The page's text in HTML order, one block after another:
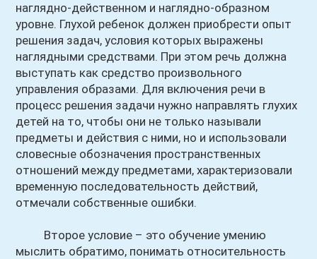
наглядно-действенном и наглядно-образном
уровне. Глухой ребенок должен приобрести опыт
решения задач, условия которых выражены
наглядными средствами. При этом речь должна
выступать как средство произвольного
управления образами. Для включения речи в
процесс решения задачи нужно направлять глухих
детей на то, чтобы они не только называли
предметы и действия с ними, но и использовали
словесные обозначения пространственных
отношений между предметами, характеризовали
временную последовательность действий,
отмечали собственные ошибки.
Второе условие – это обучение умению
мыслить обратимо, понимать относительность